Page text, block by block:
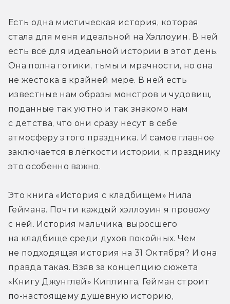
Есть одна мистическая история, которая
стала для меня идеальной на Хэллоуин. В ней
есть всё для идеальной истории в этот день.
Она полна готики, тьмы и мрачности, но она
не жестока в крайней мере. В ней есть
известные нам образы монстров и чудовищ,
поданные так уютно и так знакомо нам
с детства, что они сразу несут в себе
атмосферу этого праздника. И самое главное
заключается в лёгкости истории, к празднику
это особенно важно.
Это книга «История с кладбищем» Нила
Геймана. Почти каждый хэллоуин я провожу
с ней. История мальчика, выросшего
на кладбище среди духов покойных. Чем
не подходящая история на 31 Октября? И она
правда такая. Взяв за концепцию сюжета
«Книгу Джунглей» Киплинга, Гейман строит
по-настоящему душевную историю,